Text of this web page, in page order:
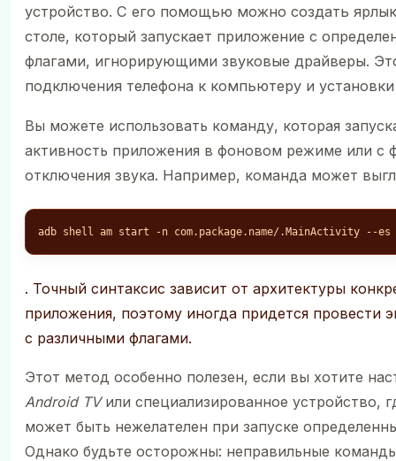
устройство. С его помощью можно создать
столе, который запускает приложение с
флагами, игнорирующими звуковые драйверы.
подключения телефона к компьютеру и
Вы можете использовать команду, которая
активность приложения в фоновом режиме или с
отключения звука. Например, команда может
adb shell am start -n com.package.name/.MainActivity --
. Точный синтаксис зависит от архитектуры
приложения, поэтому иногда придется провести
с различными флагами.
Этот метод особенно полезен, если вы хотите
Android TVили специализированное устройство,
может быть нежелателен при запуске
Однако будьте осторожны: неправильные